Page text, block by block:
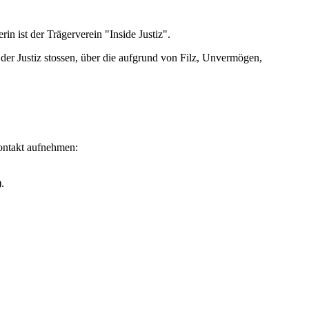
ist der Trägerverein "Inside Justiz".
Justiz stossen, über die aufgrund von Filz, Unvermögen,
aufnehmen: